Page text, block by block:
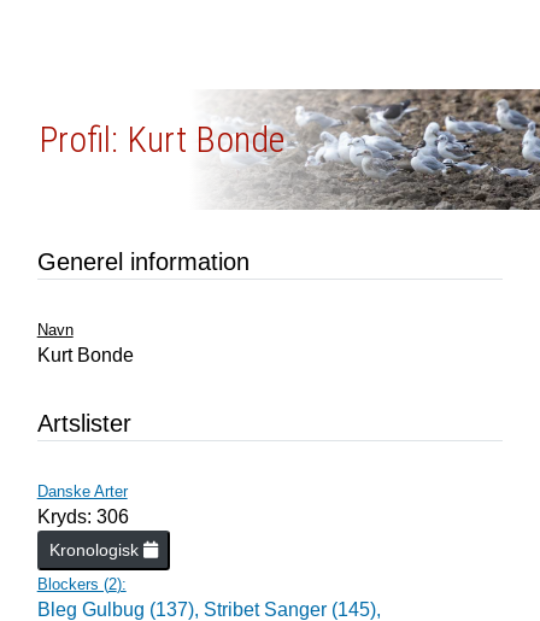
Profil: Kurt Bonde
Generel information
Navn
Kurt Bonde
Artslister
Danske Arter
Kryds: 306
Kronologisk
Blockers (2):
Bleg Gulbug (137), Stribet Sanger (145),